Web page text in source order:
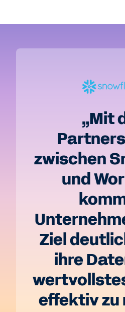
„Mit
zwischen
und
Ziel
ihre
effektiv zu